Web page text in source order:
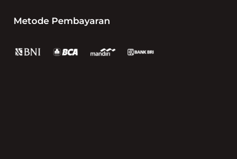
Metode Pembayaran